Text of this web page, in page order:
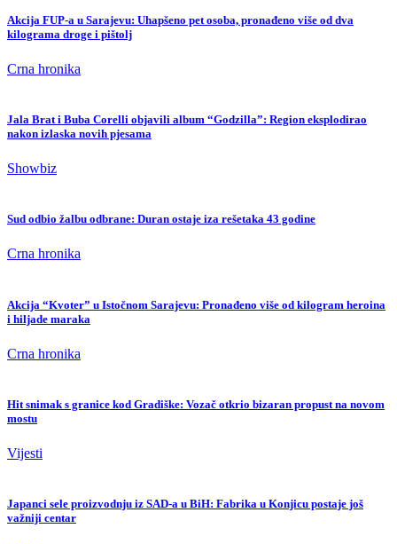
Akcija FUP-a u Sarajevu: Uhapšeno pet osoba, pronađeno više od dva
kilograma droge i pištolj
Crna hronika
Jala Brat i Buba Corelli objavili album “Godzilla”: Region eksplodirao
nakon izlaska novih pjesama
Showbiz
Sud odbio žalbu odbrane: Duran ostaje iza rešetaka 43 godine
Crna hronika
Akcija “Kvoter” u Istočnom Sarajevu: Pronađeno više od kilogram heroina
i hiljade maraka
Crna hronika
Hit snimak s granice kod Gradiške: Vozač otkrio bizaran propust na novom
mostu
Vijesti
Japanci sele proizvodnju iz SAD-a u BiH: Fabrika u Konjicu postaje još
važniji centar